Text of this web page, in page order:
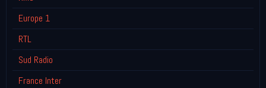
Europe 1
RTL
Sud Radio
France Inter